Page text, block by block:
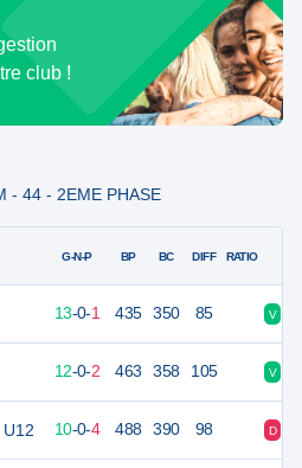
club !
- 44 - 2EME PHASE
G-N-P BP BC DIFF RATIO
13-0-1 435 350 85 V
12-0-2 463 358 105 V
14 10-0-4 488 390 98 D